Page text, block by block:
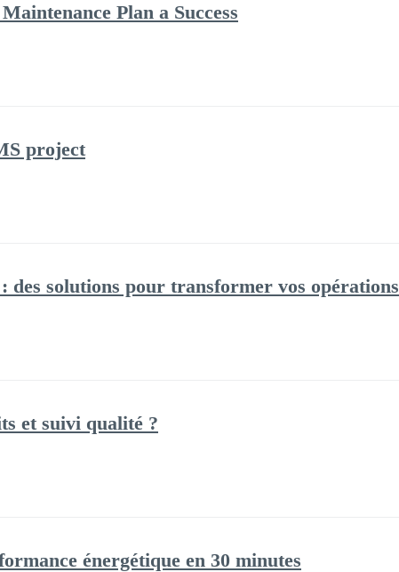
Plan a Success
project
des solutions pour transformer vos opérations
et suivi qualité ?
énergétique en 30 minutes